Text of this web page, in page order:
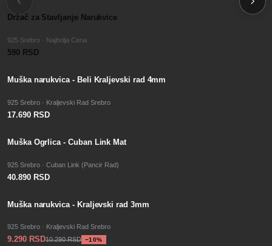
Držač za Stavljanje Narukvice
925 Srebro · Najbolja Cena
590 RSD
Muška narukvica - Beli Kraljevski rad 4mm
925 Srebro · Kraljevski Rad Srebro
17.690 RSD
PO PORUDŽBINI
Muška Ogrlica - Cuban Link Mat
925 Srebro · Cuban Link (Pancir Rad)
40.890 RSD
−10%
SALE
Muška narukvica - Kraljevski rad 3mm
925 Srebro · Kraljevski Rad Srebro
9.290 RSD10.290 RSD −10%